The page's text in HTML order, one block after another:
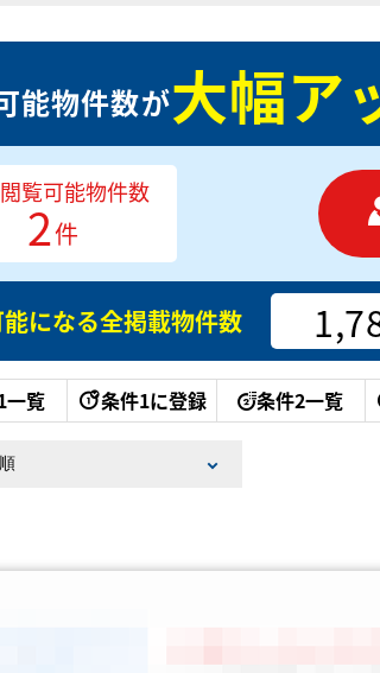
能物件数が大幅ア
覧可能物件数
2件
になる全掲載物件数
一覧 条件1に登録 条件2一覧